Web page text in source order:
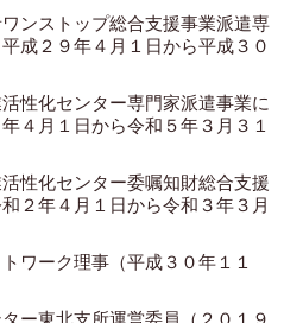
ンストップ総合支援事業派遣専
成２９年４月１日から平成３０
性化センター専門家派遣事業に
４月１日から令和５年３月３１
性化センター委嘱知財総合支援
２年４月１日から令和３年３月
ワーク理事（平成３０年１１
ー東北支所運営委員（２０１９